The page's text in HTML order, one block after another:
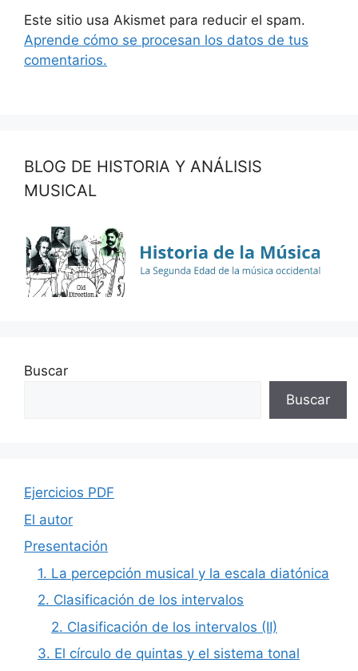
Este sitio usa Akismet para reducir el spam.
Aprende cómo se procesan los datos de tus
comentarios.
BLOG DE HISTORIA Y ANÁLISIS
MUSICAL
Buscar
Buscar
Ejercicios PDF
El autor
Presentación
1. La percepción musical y la escala diatónica
2. Clasificación de los intervalos
2. Clasificación de los intervalos (II)
3. El círculo de quintas y el sistema tonal